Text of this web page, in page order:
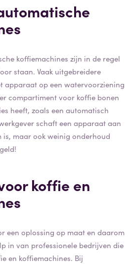
koffiemachines zijn in de regel
staan. Vaak uitgebreidere
apparaat op een watervoorziening
compartiment voor koffie bonen
heeft, zoals een automatisch
schaft een apparaat aan
maar ook weinig onderhoud
koffie en
een oplossing op maat en daarom
in van professionele bedrijven die
en koffiemachines. Bij